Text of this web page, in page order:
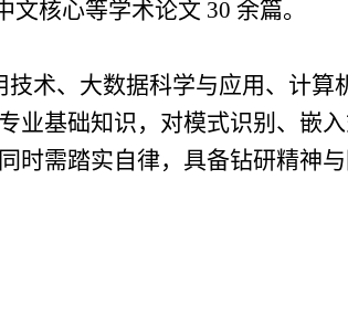
核心等学术论文 30 余篇。
术、大数据科学与应用、计算
业基础知识，对模式识别、嵌
时需踏实自律，具备钻研精神